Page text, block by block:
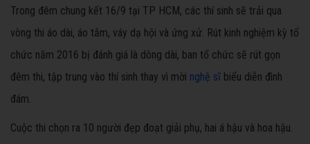
Trong đêm chung kết 16/9 tại TP HCM, các thí sinh sẽ trải qua
vòng thi áo dài, áo tắm, váy dạ hội và ứng xử. Rút kinh nghiệm kỳ tổ
chức năm 2016 bị đánh giá là dông dài, ban tổ chức sẽ rút gọn
đêm thi, tập trung vào thí sinh thay vì mời nghệ sĩ biểu diễn đình
đám.
Cuộc thi chọn ra 10 người đẹp đoạt giải phụ, hai á hậu và hoa hậu.